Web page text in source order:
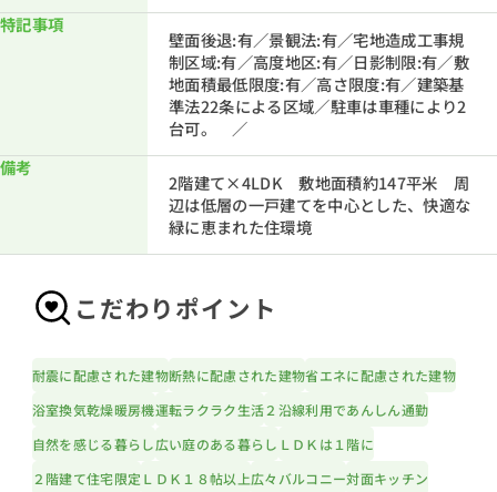
特記事項
壁面後退:有／景観法:有／宅地造成工事規
制区域:有／高度地区:有／日影制限:有／敷
地面積最低限度:有／高さ限度:有／建築基
準法22条による区域／駐車は車種により2
台可。 ／
備考
2階建て×4LDK 敷地面積約147平米 周
辺は低層の一戸建てを中心とした、快適な
緑に恵まれた住環境
こだわりポイント
耐震に配慮された建物断熱に配慮された建物省エネに配慮された建物
浴室換気乾燥暖房機運転ラクラク生活２沿線利用であんしん通勤
自然を感じる暮らし広い庭のある暮らし ＬＤＫは１階に
２階建て住宅限定 ＬＤＫ１８帖以上広々バルコニー対面キッチン